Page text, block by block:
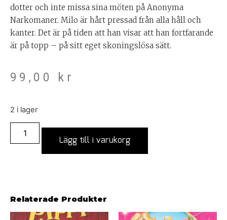
dotter och inte missa sina möten på Anonyma
Narkomaner. Milo är hårt pressad från alla håll och
kanter. Det är på tiden att han visar att han fortfarande
är på topp – på sitt eget skoningslösa sätt.
99,00 kr
2 i lager
Lägg till i varukorg
Relaterade Produkter